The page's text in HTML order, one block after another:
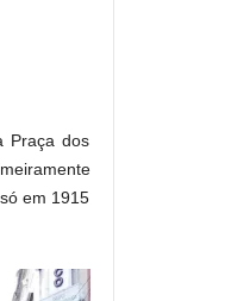
Praça dos
em 1915